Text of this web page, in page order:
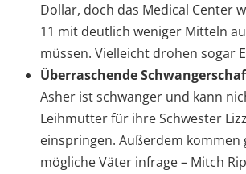
Dollar, doch das Medical Center
11 mit deutlich weniger Mitteln
müssen. Vielleicht drohen sogar
Überraschende
Asher ist schwanger und kann
Leihmutter für ihre Schwester
einspringen. Außerdem kommen
mögliche Väter infrage – Mitch